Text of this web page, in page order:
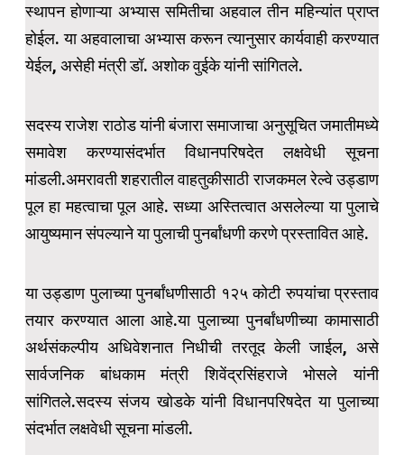
स्थापन होणाऱ्या अभ्यास समितीचा अहवाल तीन महिन्यांत प्राप्त
होईल. या अहवालाचा अभ्यास करून त्यानुसार कार्यवाही करण्यात
येईल, असेही मंत्री डॉ. अशोक वुईके यांनी सांगितले.
सदस्य राजेश राठोड यांनी बंजारा समाजाचा अनुसूचित जमातीमध्ये
समावेश करण्यासंदर्भात विधानपरिषदेत लक्षवेधी सूचना
मांडली.अमरावती शहरातील वाहतुकीसाठी राजकमल रेल्वे उड्डाण
पूल हा महत्वाचा पूल आहे. सध्या अस्तित्वात असलेल्या या पुलाचे
आयुष्यमान संपल्याने या पुलाची पुनर्बांधणी करणे प्रस्तावित आहे.
या उड्डाण पुलाच्या पुनर्बांधणीसाठी १२५ कोटी रुपयांचा प्रस्ताव
तयार करण्यात आला आहे.या पुलाच्या पुनर्बांधणीच्या कामासाठी
अर्थसंकल्पीय अधिवेशनात निधीची तरतूद केली जाईल, असे
सार्वजनिक बांधकाम मंत्री शिवेंद्रसिंहराजे भोसले यांनी
सांगितले.सदस्य संजय खोडके यांनी विधानपरिषदेत या पुलाच्या
संदर्भात लक्षवेधी सूचना मांडली.